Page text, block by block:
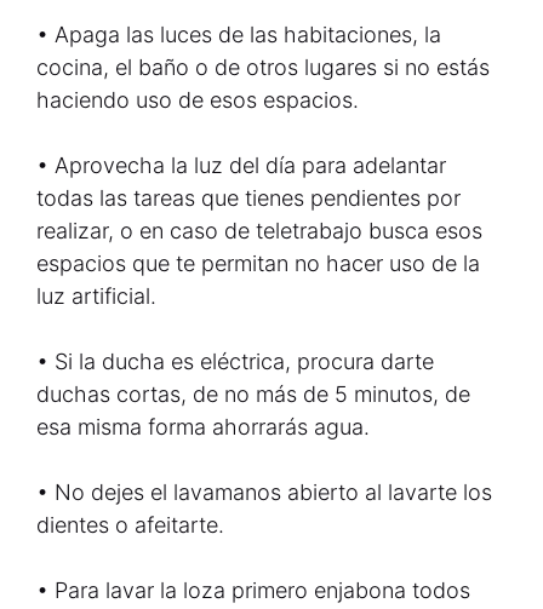
• Apaga las luces de las habitaciones, la
cocina, el baño o de otros lugares si no estás
haciendo uso de esos espacios.
• Aprovecha la luz del día para adelantar
todas las tareas que tienes pendientes por
realizar, o en caso de teletrabajo busca esos
espacios que te permitan no hacer uso de la
luz artificial.
• Si la ducha es eléctrica, procura darte
duchas cortas, de no más de 5 minutos, de
esa misma forma ahorrarás agua.
• No dejes el lavamanos abierto al lavarte los
dientes o afeitarte.
• Para lavar la loza primero enjabona todos